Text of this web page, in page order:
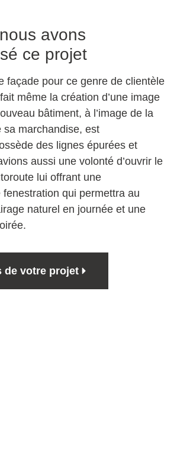
avons
ce projet
façade pour ce genre de clientèle
même la création d’une image
bâtiment, à l’image de la
sa marchandise, est
des lignes épurées et
aussi une volonté d’ouvrir le
lui offrant une
qui permettra au
naturel en journée et une
de votre projet